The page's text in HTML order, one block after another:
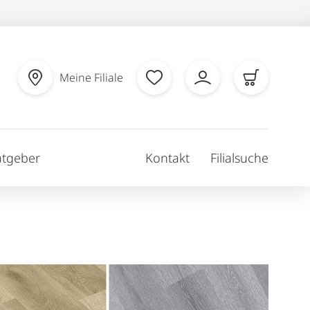
Meine Filiale
Kontakt Filialsuche